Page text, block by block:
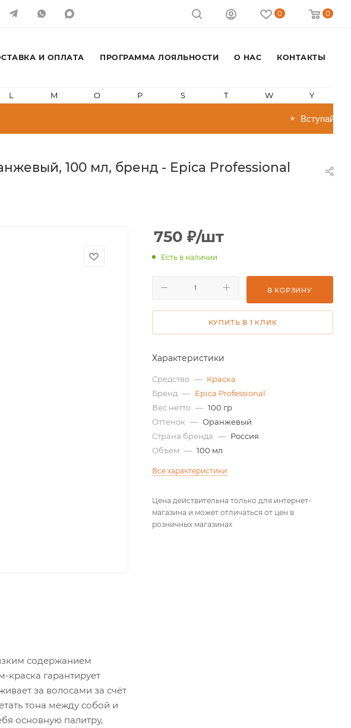
0 0
И ОПЛАТА ПРОГРАММА ЛОЯЛЬНОСТИ О НАС КОНТАКТЫ
L M O P S T W Y
Вступай в
100 мл, бренд - Epica Professional
содержанием
краска гарантирует
за волосами за счёт
тона между собой и
основную палитру,
750 ₽/шт
Есть в наличии
В КОРЗИНУ
КУПИТЬ В 1 КЛИК
Характеристики
Средство — Краска
Бренд — Epica Professional
Вес нетто — 100 гр
Оттенок — Оранжевый
Страна бренда — Россия
Объем — 100 мл
Все характеристики
Цена действительна только для интернет-
магазина и может отличаться от цен в
розничных магазинах